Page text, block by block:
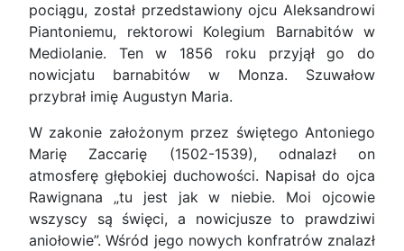
pociągu, został przedstawiony ojcu Aleksandrowi
Piantoniemu, rektorowi Kolegium Barnabitów w
Mediolanie. Ten w 1856 roku przyjął go do
nowicjatu barnabitów w Monza. Szuwałow
przybrał imię Augustyn Maria.
W zakonie założonym przez świętego Antoniego
Marię Zaccarię (1502-1539), odnalazł on
atmosferę głębokiej duchowości. Napisał do ojca
Rawignana „tu jest jak w niebie. Moi ojcowie
wszyscy są święci, a nowicjusze to prawdziwi
aniołowie”. Wśród jego nowych konfratrów znalazł